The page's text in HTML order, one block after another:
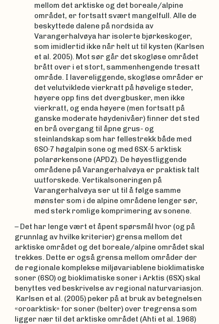
mellom det arktiske og det boreale/alpine
området, er fortsatt svært mangelfull. Alle de
beskyttede dalene på nordsida av
Varangerhalvøya har isolerte bjørkeskoger,
som imidlertid ikke når helt ut til kysten (Karlsen
et al. 2005). Mot sør går det skogløse området
brått over i et stort, sammenhengende tresatt
område. I lavereliggende, skogløse områder er
det velutviklede vierkratt på høvelige steder,
høyere opp fins det dvergbusker, men ikke
vierkratt, og enda høyere (men fortsatt på
ganske moderate høydenivåer) finner det sted
en brå overgang til åpne grus- og
steinlandskap som har fellestrekk både med
6SO∙7 høgalpin sone og med 6SX∙5 arktisk
polarørkensone (APDZ). De høyestliggende
områdene på Varangerhalvøya er praktisk talt
uutforskede. Vertikalsoneringen på
Varangerhalvøya ser ut til å følge samme
mønster som i de alpine områdene lenger sør,
med sterk romlige komprimering av sonene.
– Det har lenge vært et åpent spørsmål hvor (og på
grunnlag av hvilke kriterier) grensa mellom det
arktiske området og det boreale/alpine området skal
trekkes. Dette er også grensa mellom områder der
de regionale komplekse miljøvariablene bioklimatiske
soner (6SO) og bioklimatiske soner i Arktis (6SX) skal
benyttes ved beskrivelse av regional naturvariasjon.
Karlsen et al. (2005) peker på at bruk av betegnelsen
«oroarktisk» for soner (belter) over tregrensa som
ligger nær til det arktiske området (Ahti et al. 1968)